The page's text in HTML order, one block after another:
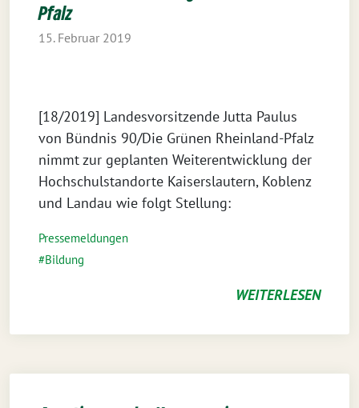
Pfalz
15. Februar 2019
[18/2019] Landesvorsitzende Jutta Paulus
von Bündnis 90/Die Grünen Rheinland-Pfalz
nimmt zur geplanten Weiterentwicklung der
Hochschulstandorte Kaiserslautern, Koblenz
und Landau wie folgt Stellung:
Pressemeldungen
Bildung
WEITERLESEN